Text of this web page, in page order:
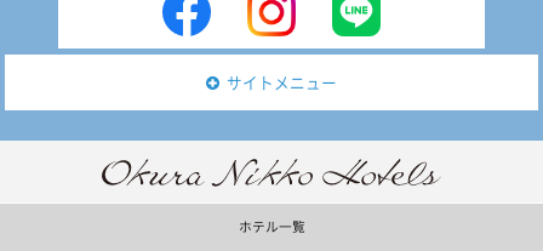
サイトメニュー
ホテル一覧